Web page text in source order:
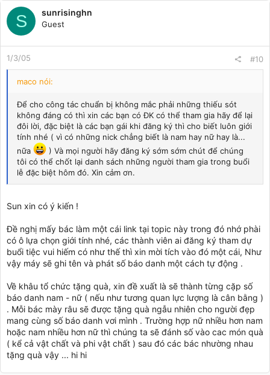
S sunrisinghn
Guest
1/3/05 #10
maco nói:
Để cho công tác chuẩn bị không mắc phải những thiếu sót
không đáng có thì xin các bạn có ĐK có thể tham gia hãy để lại
đôi lời, đặc biệt là các bạn gái khi đăng ký thì cho biết luôn giới
tính nhé ( vì có những nick chẳng biết là nam hay nữ hay là...
nữa
) Và mọi người hãy đăng ký sớm sớm chút để chúng
tôi có thể chốt lại danh sách những người tham gia trong buổi
lễ đặc biệt hôm đó. Xin cảm ơn.
Sun xin có ý kiến !
Đề nghị mấy bác làm một cái link tại topic này trong đó nhớ phài
có ô lựa chọn giới tính nhé, các thành viên ai đăng ký tham dự
buổi tiệc vui hiếm có như thế thì xin mời tích vào đó một cái, Như
vậy máy sẽ ghi tên và phát số báo danh một cách tự động .
Về khâu tổ chức tặng quà, xin đề xuất là sẽ thành từng cặp số
báo danh nam - nữ ( nếu như tương quan lực lượng là cân bằng )
. Mỗi bác mày râu sẽ được tặng quà ngẫu nhiên cho người đẹp
mang cùng số báo danh vơi mình . Trường hợp nữ nhiều hơn nam
hoặc nam nhiều hơn nữ thì chúng ta sẽ đánh số vào cac món quà
( kể cả vật chất và phi vật chất ) sau đó các bác nhường nhau
tặng quà vậy ... hi hi